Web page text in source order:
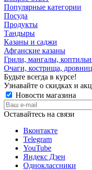
Популярные категории
Посуда
Продукты
Тандыры
Казаны и саджи
Афганские казаны
Грили, мангалы,
Очаги, кострища,
Будьте всегда в курсе!
Узнавайте о скидках и
Новости магазина
Оставайтесь на связи
Вконтакте
Telegram
YouTube
Яндекс Дзен
Одноклассники